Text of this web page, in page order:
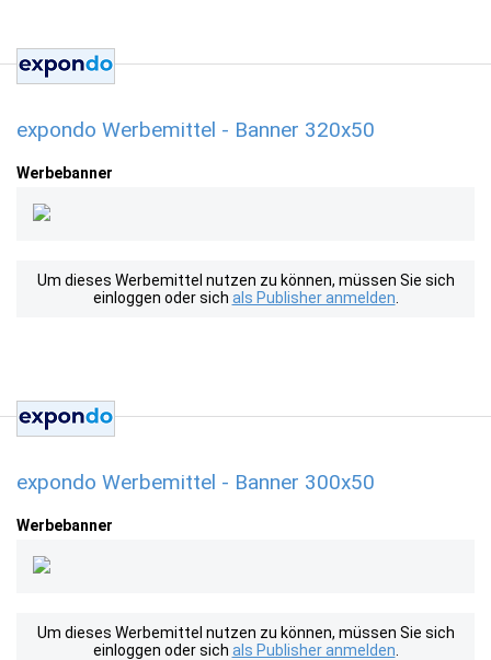
expondo Werbemittel - Banner 320x50
Werbebanner
Um dieses Werbemittel nutzen zu können, müssen Sie sich
einloggen oder sich als Publisher anmelden
expondo Werbemittel - Banner 300x50
Werbebanner
Um dieses Werbemittel nutzen zu können, müssen Sie sich
einloggen oder sich als Publisher anmelden